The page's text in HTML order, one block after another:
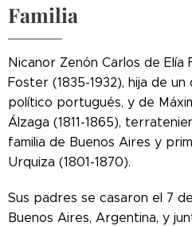
Familia
Nicanor Zenón Carlos de Elía
Foster (1835-1932), hija de
político portugués, y de
Álzaga (1811-1865),
familia de Buenos Aires y
Urquiza (1801-1870).
Sus padres se casaron el 7
Buenos Aires, Argentina, y